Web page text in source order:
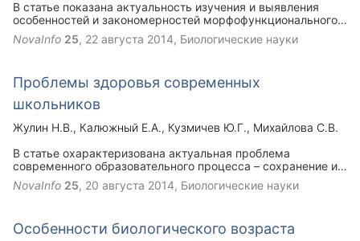
В статье показана актуальность изучения и выявления
особенностей и закономерностей морфофункционального
развития организма ре­бенка на разных возрастных этапах
онтогенеза. Поиск оптимальных путей изучения физиологии
каждом этапе индивидуального развития является
NovaInfo 25, 22 августа 2014, Биологические науки
Проблемы здоровья современных
школьников
Жулин Н.В. Калюжный Е.А. Кузмичев Ю.Г.
Михайлова С.В.
В статье охарактеризована актуальная проблема
современного образовательного процесса – сохранение и
укрепление здоровья школьников. Изучение
закономерностей физического развития, как индикатора
педагогических технологий. В связи с динамичностью
NovaInfo 25, 20 августа 2014, Биологические науки
Особенности биологического возраста